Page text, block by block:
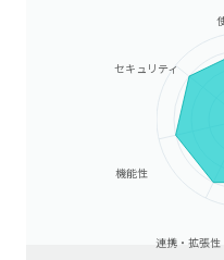
連携・拡張性
機能性
セキュリティ